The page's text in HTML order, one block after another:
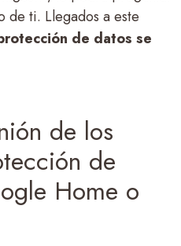
de ti. Llegados a este
de datos se
de los
de
Home o